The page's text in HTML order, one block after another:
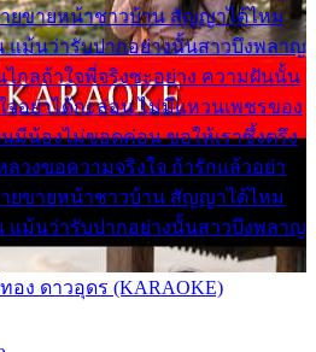
ยขายหน้าชาวบ้าน สัญญาได้ไหม
แม้นว่ารับปากอย่างนั้นสาวบึงพลาญ
ไกลถ้าใจพี่จริงซะอย่าง ความฝันนั้น
จอย่าได้กะล่อน ไม่มีแหวนเพชรของ
มีน้องไม่ขอดค่อน ขอให้เราซึ้งตรึง
วงขอความจริงใจ ถ้ารักแล้วอย่า
ยขายหน้าชาวบ้าน สัญญาได้ไหม
แม้นว่ารับปากอย่างนั้นสาวบึงพลาญ
อง ดาวอุดร (KARAOKE)